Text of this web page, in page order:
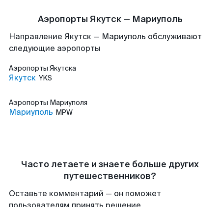
Аэропорты Якутск — Мариуполь
Направление Якутск — Мариуполь обслуживают
следующие аэропорты
Аэропорты Якутска
Якутск YKS
Аэропорты Мариуполя
Мариуполь MPW
Часто летаете и знаете больше других
путешественников?
Оставьте комментарий — он поможет